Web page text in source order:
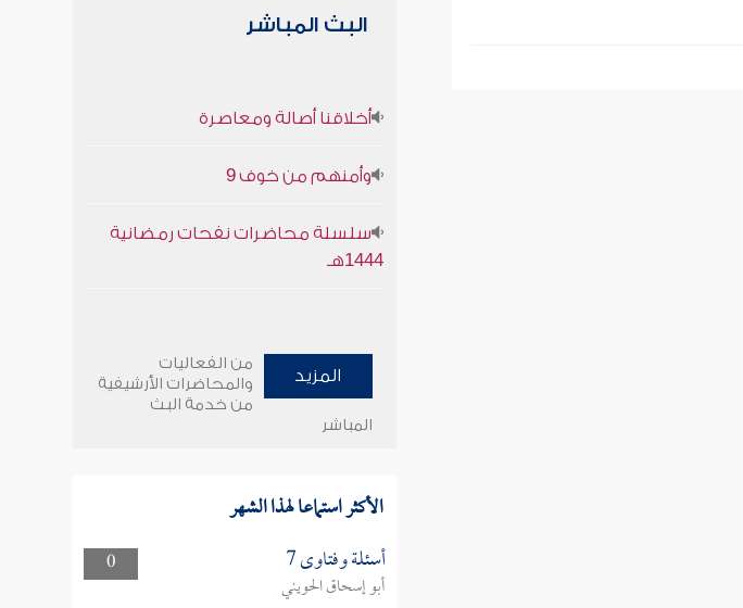
البث المباشر
أخلاقنا أصالة ومعاصرة
وأمنهم من خوف 9
سلسلة محاضرات نفحات رمضانية
1444هـ
المزيد
من الفعاليات
والمحاضرات الأرشيفية
من خدمة البث
المباشر
الأكثر استماعا لهذا الشهر
0 أسئلة وفتاوى 7
أبو إسحاق الحويني